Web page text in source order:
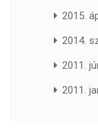
2015.
2014.
2011.
2011.